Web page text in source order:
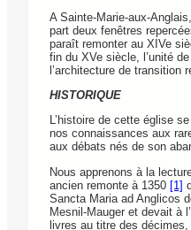
A Sainte-Marie-aux-
part deux fenêtres
paraît remonter au XIVe
fin du XVe siècle, l’unité
l’architecture de transition
HISTORIQUE
L’histoire de cette église
nos connaissances aux
aux débats nés de son
Nous apprenons à la
ancien remonte à 1350 [1]
Sancta Maria ad Anglicos
Mesnil-Mauger et devait à
livres au titre des